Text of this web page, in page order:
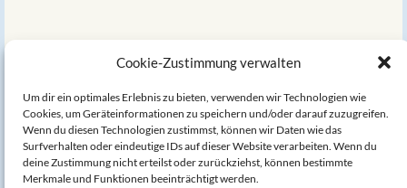
Cookie-Zustimmung verwalten
Um dir ein optimales Erlebnis zu bieten, verwenden wir Technologien wie
Cookies, um Geräteinformationen zu speichern und/oder darauf zuzugreifen.
Wenn du diesen Technologien zustimmst, können wir Daten wie das
Surfverhalten oder eindeutige IDs auf dieser Website verarbeiten. Wenn du
deine Zustimmung nicht erteilst oder zurückziehst, können bestimmte
Merkmale und Funktionen beeinträchtigt werden.
Welda auf Wikipedia
Die Alte Mühle am Hörler Bach
Bruno Hake - Biografie